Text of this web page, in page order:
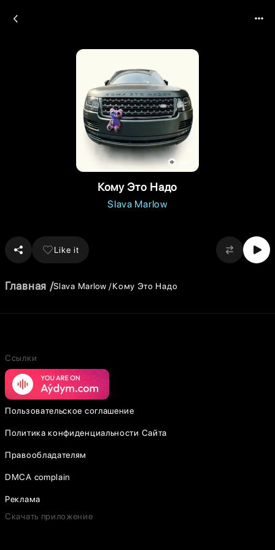
Кому Это Надо
Slava Marlow
Like it
Главная Slava Marlow Кому Это Надо
Ссылки
Пользовательское соглашение
Политика конфиденциальности Сайта
Правообладателям
DMCA complain
Реклама
Скачать приложение